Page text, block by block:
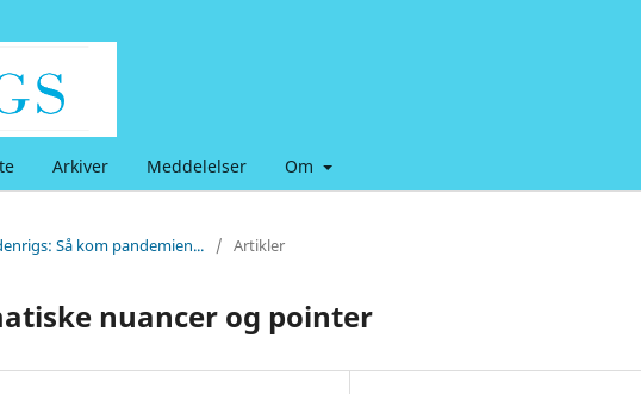
Arkiver Meddelelser Om
Så kom pandemien... / Artikler
nuancer og pointer